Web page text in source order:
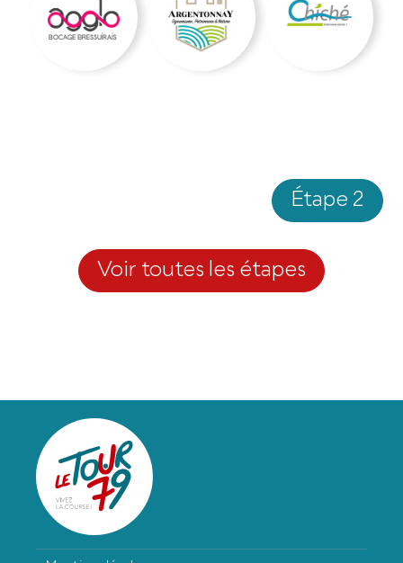
Étape 2
Voir toutes les étapes